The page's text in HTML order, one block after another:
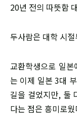
20년 전의 따뜻함
두사람은 대학 시
교환학생으로 일
는 이제 일본 3대
길을 걸었지만, 둘
다는 점은 흥미로웠